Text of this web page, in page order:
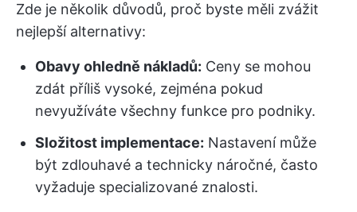
Zde je několik důvodů, proč byste měli zvážit
nejlepší alternativy:
Obavy ohledně nákladů: Ceny se mohou
zdát příliš vysoké, zejména pokud
nevyužíváte všechny funkce pro podniky.
Složitost implementace: Nastavení může
být zdlouhavé a technicky náročné, často
vyžaduje specializované znalosti.